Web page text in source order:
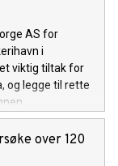
AS for
i
viktig tiltak for
og legge til rette
over 120